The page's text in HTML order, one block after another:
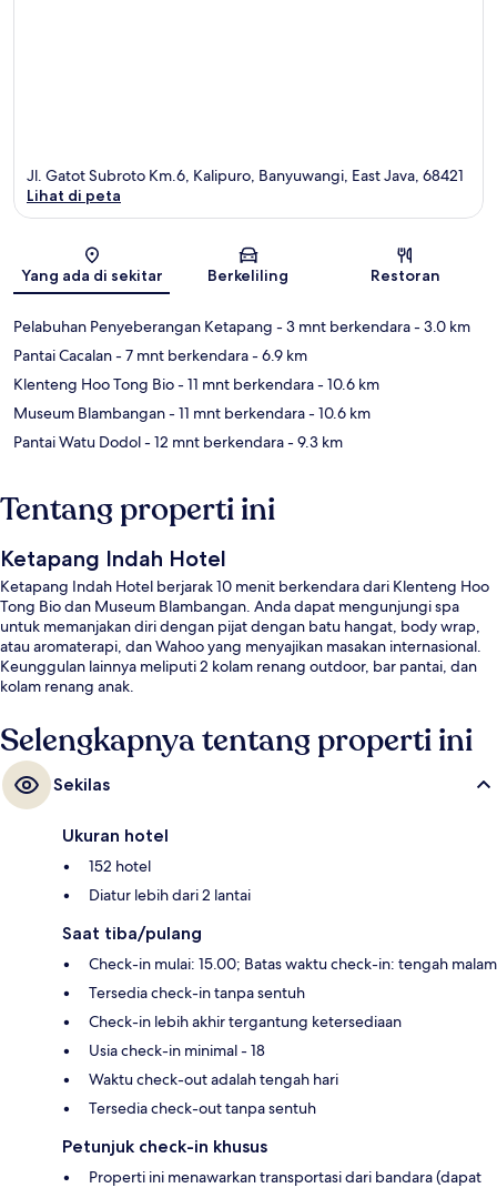
Peta
Jl. Gatot Subroto Km.6, Kalipuro, Banyuwangi, East Java, 68421
Lihat di peta
Yang ada di sekitar Berkeliling Restoran
Pelabuhan Penyeberangan Ketapang - 3 mnt berkendara- 3.0 km
Pantai Cacalan- 7 mnt berkendara- 6.9 km
Klenteng Hoo Tong Bio- 11 mnt berkendara- 10.6 km
Museum Blambangan- 11 mnt berkendara- 10.6 km
Pantai Watu Dodol- 12 mnt berkendara- 9.3 km
Tentang properti ini
Ketapang Indah Hotel
Ketapang Indah Hotel berjarak 10 menit berkendara dari Klenteng Hoo
Tong Bio dan Museum Blambangan. Anda dapat mengunjungi spa
untuk memanjakan diri dengan pijat dengan batu hangat, body wrap,
atau aromaterapi, dan Wahoo yang menyajikan masakan internasional.
Keunggulan lainnya meliputi 2 kolam renang outdoor, bar pantai, dan
kolam renang anak.
Selengkapnya tentang properti ini
Sekilas
Ukuran hotel
152 hotel
Diatur lebih dari 2 lantai
Saat tiba/pulang
Check-in mulai: 15.00; Batas waktu check-in: tengah malam
Tersedia check-in tanpa sentuh
Check-in lebih akhir tergantung ketersediaan
Usia check-in minimal - 18
Waktu check-out adalah tengah hari
Tersedia check-out tanpa sentuh
Petunjuk check-in khusus
Properti ini menawarkan transportasi dari bandara (dapat